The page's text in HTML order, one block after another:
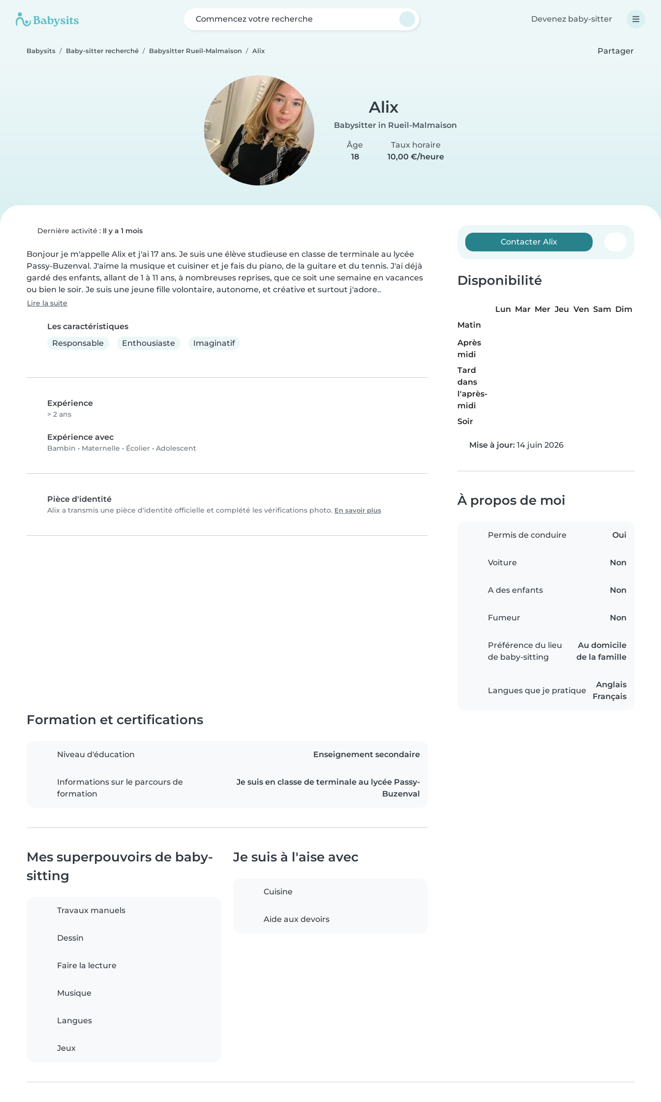
Commencez votre recherche Devenez baby-sitter
Babysits Baby-sitter recherché Babysitter Rueil-Malmaison Alix Partager
Alix
Babysitter in Rueil-Malmaison
Âge
18
Taux horaire
10,00 €/heure
Dernière activité : Il y a 1 mois
Bonjour je m'appelle Alix et j'ai 17 ans. Je suis une élève studieuse en classe de terminale au lycée
Passy-Buzenval. J'aime la musique et cuisiner et je fais du piano, de la guitare et du tennis. J'ai déjà
gardé des enfants, allant de 1 à 11 ans, à nombreuses reprises, que ce soit une semaine en vacances
ou bien le soir. Je suis une jeune fille volontaire, autonome, et créative et surtout j'adore..
Lire la suite
Les caractéristiques
Responsable
Enthousiaste Imaginatif
Expérience
> 2 ans
Expérience avec
Bambin • Maternelle • Écolier • Adolescent
Pièce d'identité
Alix a transmis une pièce d'identité officielle et complété les vérifications photo. En savoir plus
Contacter Alix
Disponibilité
Lun Mar Mer Jeu Ven Sam Dim
Matin
Après
midi
Tard
dans
l'après-
midi
Soir
Mise à jour: 14 juin 2026
À propos de moi
Permis de conduire Oui
Voiture Non
A des enfants Non
Fumeur Non
Préférence du lieu
de baby-sitting
Au domicile
de la famille
Langues que je pratique
Anglais
Français
Formation et certifications
Niveau d'éducation Enseignement secondaire
Informations sur le parcours de
formation
Je suis en classe de terminale au lycée Passy-
Buzenval
Mes superpouvoirs de baby-
sitting
Travaux manuels
Dessin
Faire la lecture
Musique
Langues
Jeux
Je suis à l'aise avec
Cuisine
Aide aux devoirs